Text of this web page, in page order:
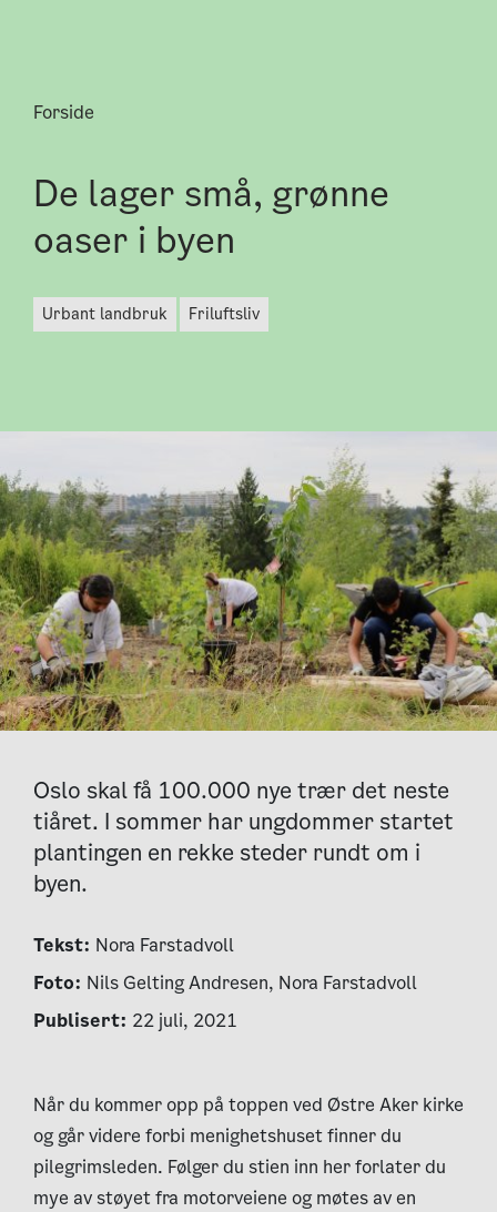
Forside
De lager små, grønne
oaser i byen
urbant landbruk friluftsliv
Oslo skal få 100.000 nye trær det neste
tiåret. I sommer har ungdommer startet
plantingen en rekke steder rundt om i
byen.
Tekst: Nora Farstadvoll
Foto: Nils Gelting Andresen, Nora Farstadvoll
Publisert: 22 juli, 2021
Når du kommer opp på toppen ved Østre Aker kirke
og går videre forbi menighetshuset finner du
pilegrimsleden. Følger du stien inn her forlater du
mye av støyet fra motorveiene og møtes av en